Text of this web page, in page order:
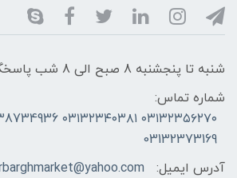
شنبه تا پنجشنبه 8 صبح الی 8 شب پاسخگو هستیم
شماره تماس:
۰۳۱۳۲۳۵۶۲۷۰ ۰۳۱۳۲۳۴۰۳۸۱
03132373169
آدرس ایمیل: